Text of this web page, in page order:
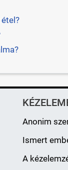
Anonim
Ismert
A